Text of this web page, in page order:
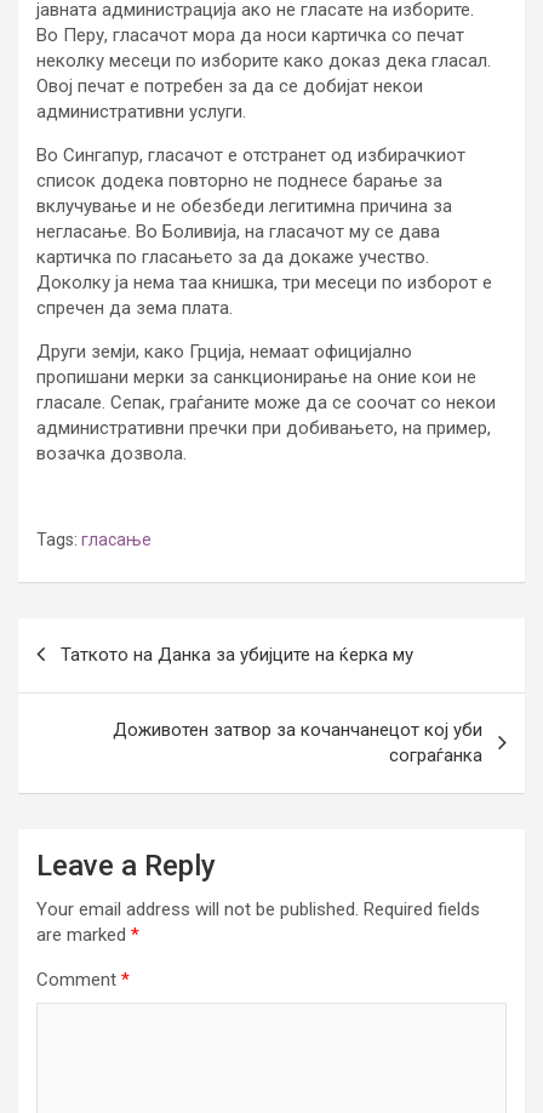
јавната администрација ако не гласате на изборите.
Во Перу, гласачот мора да носи картичка со печат
неколку месеци по изборите како доказ дека гласал.
Овој печат е потребен за да се добијат некои
административни услуги.
Во Сингапур, гласачот е отстранет од избирачкиот
список додека повторно не поднесе барање за
вклучување и не обезбеди легитимна причина за
негласање. Во Боливија, на гласачот му се дава
картичка по гласањето за да докаже учество.
Доколку ја нема таа книшка, три месеци по изборот е
спречен да зема плата.
Други земји, како Грција, немаат официјално
пропишани мерки за санкционирање на оние кои не
гласале. Сепак, граѓаните може да се соочат со некои
административни пречки при добивањето, на пример,
возачка дозвола.
Tags: гласање
navigation
Таткото на Данка за убијците на ќерка му
Доживотен затвор за кочанчанецот кој уби
сограѓанка
Leave a Reply
Your email address will not be published. Required fields
are marked *
Comment *